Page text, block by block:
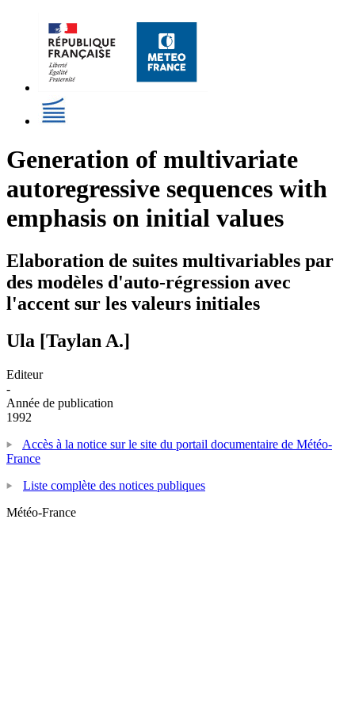
Generation of multivariate
autoregressive sequences with
emphasis on initial values
Elaboration de suites multivariables par
des modèles d'auto-régression avec
l'accent sur les valeurs initiales
Ula [Taylan A.]
Editeur
-
Année de publication
1992
Accès à la notice sur le site du portail documentaire de Météo-
France
Liste complète des notices publiques
Météo-France